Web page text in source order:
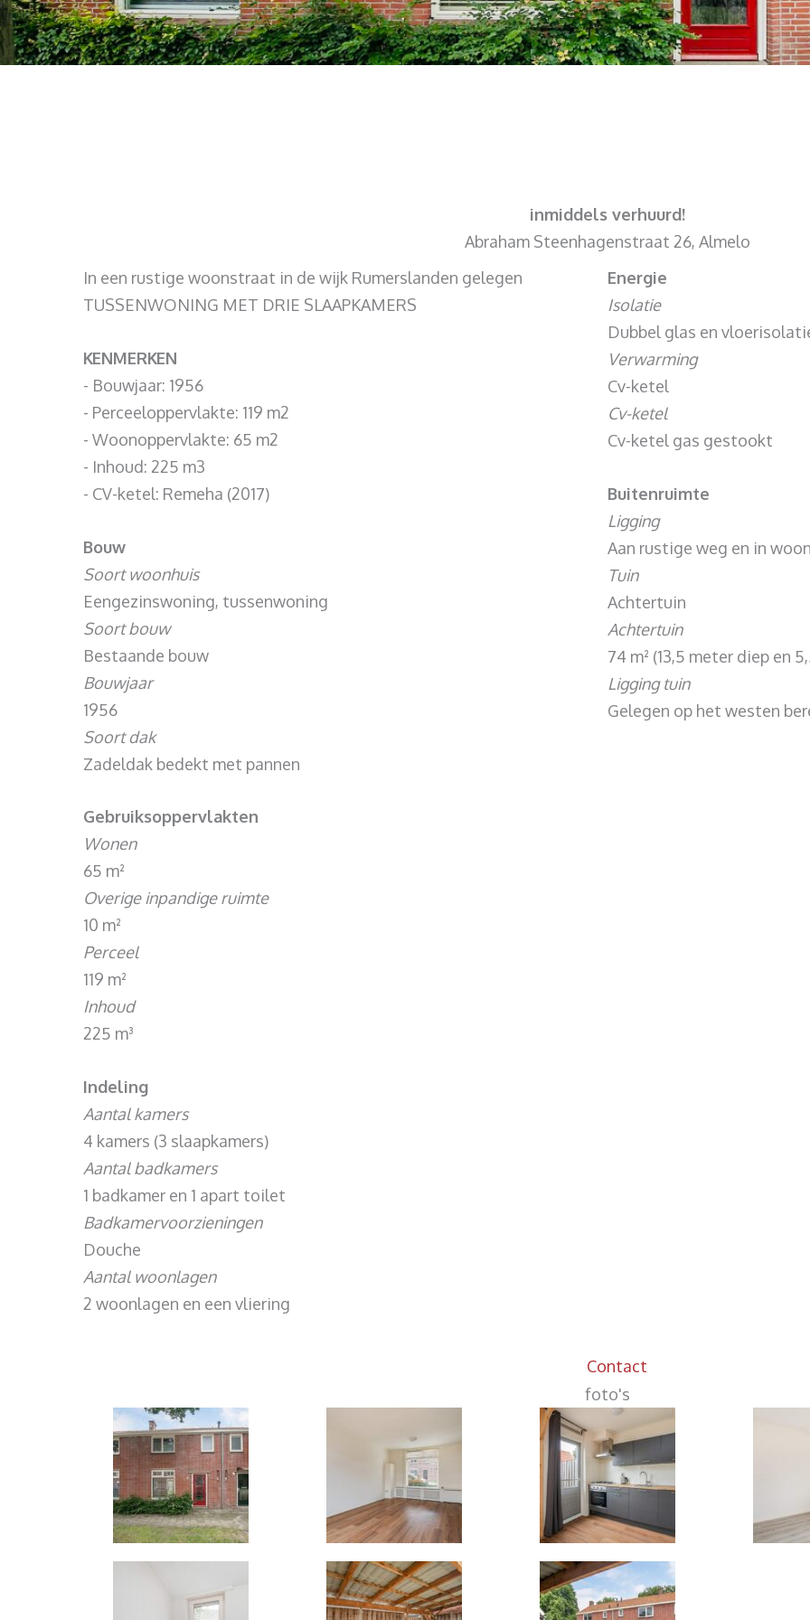
inmiddels verhuurd!
Abraham Steenhagenstraat 26, Almelo
In een rustige woonstraat in de wijk Rumerslanden gelegen
TUSSENWONING MET DRIE SLAAPKAMERS
KENMERKEN
- Bouwjaar: 1956
- Perceeloppervlakte: 119 m2
- Woonoppervlakte: 65 m2
- Inhoud: 225 m3
- CV-ketel: Remeha (2017)
Bouw
Soort woonhuis
Eengezinswoning, tussenwoning
Soort bouw
Bestaande bouw
Bouwjaar
1956
Soort dak
Zadeldak bedekt met pannen
Gebruiksoppervlakten
Wonen
65 m²
Overige inpandige ruimte
10 m²
Perceel
119 m²
Inhoud
225 m³
Indeling
Aantal kamers
4 kamers (3 slaapkamers)
Aantal badkamers
1 badkamer en 1 apart toilet
Badkamervoorzieningen
Douche
Aantal woonlagen
2 woonlagen en een vliering
Energie
Isolatie
Dubbel glas en
Verwarming
Cv-ketel
Cv-ketel
Cv-ketel gas gestookt
Buitenruimte
Ligging
Aan rustige weg en in
Tuin
Achtertuin
Achtertuin
74 m² (13,5 meter diep en
Ligging tuin
Gelegen op het westen
Contact
foto's